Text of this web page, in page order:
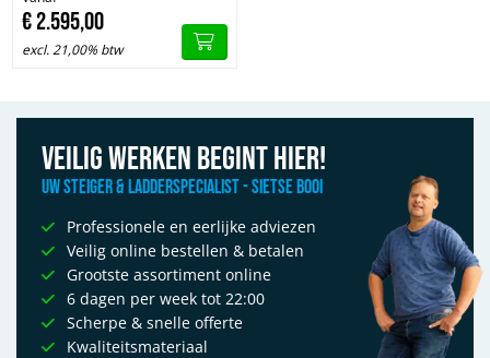
€2.595,00
excl. 21,00% btw
Veilig werken begint hier!
Uw Steiger & Ladderspecialist - Sietse Booi
Professionele en eerlijke adviezen
Veilig online bestellen & betalen
Grootste assortiment online
6 dagen per week tot 22:00
Scherpe & snelle offerte
Kwaliteitsmateriaal